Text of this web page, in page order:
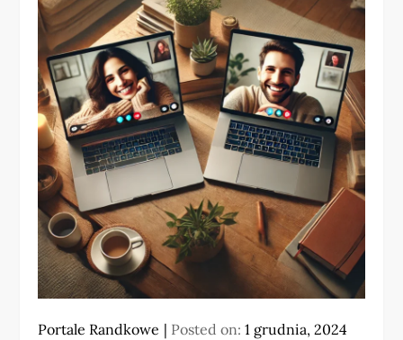
Portale Randkowe Posted on:1 grudnia, 2024